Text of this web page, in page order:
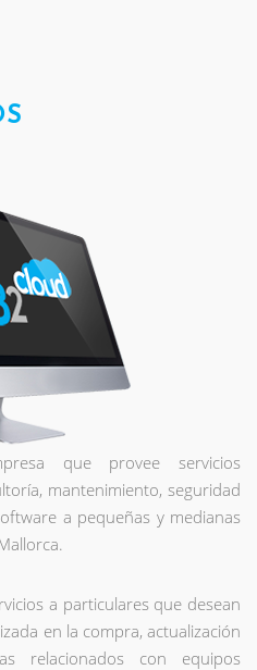
que provee servicios
mantenimiento, seguridad
a pequeñas y medianas
a particulares que desean
en la compra, actualización
relacionados con equipos